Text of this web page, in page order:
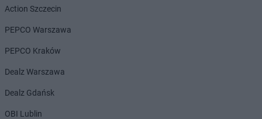
Biedronka Bielsk
Biedronka Bielsk Podlaski
Biedronka Biertowice
Biedronka Bieruń
Biedronka Biłgoraj
Biedronka
Action Szczecin
PEPCO Warszawa
PEPCO Kraków
Dealz Warszawa
Dealz Gdańsk
OBI Lublin